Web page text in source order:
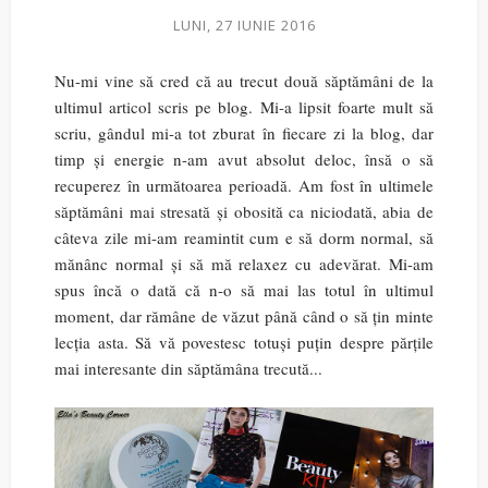
LUNI, 27 IUNIE 2016
Nu-mi vine să cred că au trecut două săptămâni de la
ultimul articol scris pe blog. Mi-a lipsit foarte mult să
scriu, gândul mi-a tot zburat în fiecare zi la blog, dar
timp și energie n-am avut absolut deloc, însă o să
recuperez în următoarea perioadă. Am fost în ultimele
săptămâni mai stresată și obosită ca niciodată, abia de
câteva zile mi-am reamintit cum e să dorm normal, să
mănânc normal și să mă relaxez cu adevărat. Mi-am
spus încă o dată că n-o să mai las totul în ultimul
moment, dar rămâne de văzut până când o să țin minte
lecția asta. Să vă povestesc totuși puțin despre părțile
mai interesante din săptămâna trecută...